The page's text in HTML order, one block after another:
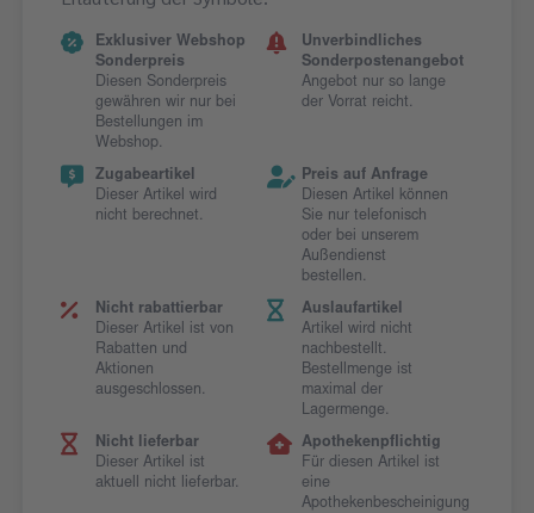
Exklusiver Webshop
Sonderpreis
Diesen Sonderpreis
gewähren wir nur bei
Bestellungen im
Webshop.
Unverbindliches
Sonderpostenangebot
Angebot nur so lange
der Vorrat reicht.
Zugabeartikel
Dieser Artikel wird
nicht berechnet.
Preis auf Anfrage
Diesen Artikel können
Sie nur telefonisch
oder bei unserem
Außendienst
bestellen.
Nicht rabattierbar
Dieser Artikel ist von
Rabatten und
Aktionen
ausgeschlossen.
Auslaufartikel
Artikel wird nicht
nachbestellt.
Bestellmenge ist
maximal der
Lagermenge.
Nicht lieferbar
Dieser Artikel ist
aktuell nicht lieferbar.
Apothekenpflichtig
Für diesen Artikel ist
eine
Apothekenbescheinigung